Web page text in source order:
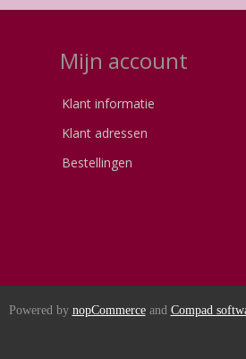
Mijn account
Klant informatie
Klant adressen
Bestellingen
Powered by nopCommerceand Compad